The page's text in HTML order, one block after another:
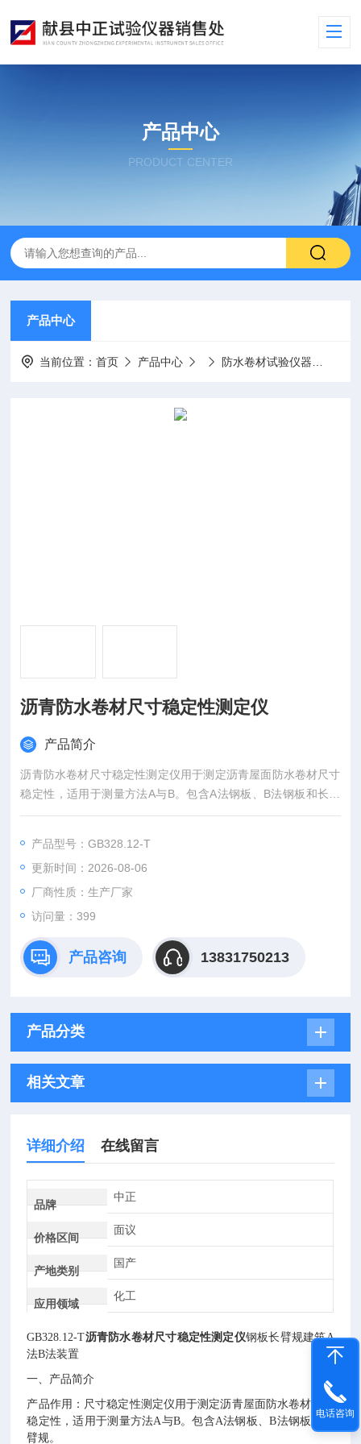
产品中心
PRODUCT CENTER
产品中心
当前位置：首页 产品中心 防水卷材试验仪器
沥青防水卷材尺寸稳定性测定仪
产品简介
沥青防水卷材尺寸稳定性测定仪用于测定沥青屋面防水卷材尺寸
稳定性，适用于测量方法A与B。包含A法钢板、B法钢板和长臂
规。
产品型号：GB328.12-T
更新时间：2026-08-06
厂商性质：生产厂家
访问量：399
产品咨询 13831750213
产品分类
相关文章
详细介绍 在线留言
品牌
中正
价格区间
面议
产地类别
国产
应用领域
化工
GB328.12-T沥青防水卷材尺寸稳定性测定仪钢板长臂规建筑A
法B法装置
一、产品简介
产品作用： 尺寸稳定性测定仪用于测定沥青屋面防水卷材尺寸
稳定性，适用于测量方法A与B。包含A法钢板、B法钢板和长
臂规。
电话咨询